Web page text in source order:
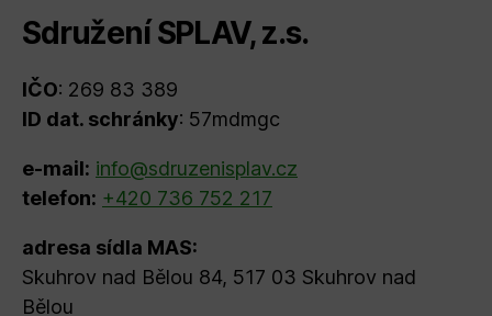
Sdružení SPLAV, z.s.
IČO: 269 83 389
ID dat. schránky: 57mdmgc
e-mail: info@sdruzenisplav.cz
telefon: +420 736 752 217
adresa sídla MAS:
Skuhrov nad Bělou 84, 517 03 Skuhrov nad
Bělou